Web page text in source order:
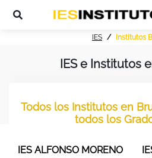
IES Institutos
IES e Institutos
Todos los Institutos en
todos los
IES ALFONSO MORENO